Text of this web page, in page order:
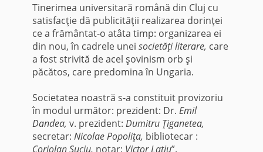
Tinerimea universitară română din Cluj cu
satisfacţie dă publicităţii realizarea dorinţei
ce a frământat-o atâta timp: organizarea ei
din nou, în cadrele unei societăţi literare, care
a fost strivită de acel şovinism orb şi
păcătos, care predomina în Ungaria.
Societatea noastră s-a constituit provizoriu
în modul urmă­tor: prezident: Dr. Emil
Dandea, v. prezident: Dumitru Ţiganetea,
secretar: Nicolae Popoliţa, bibliotecar :
Coriolan Suciu, notar: Victor Laţiu”.